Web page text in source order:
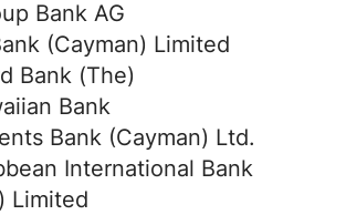
Bank AG
(Cayman) Limited
Bank (The)
Bank
Bank (Cayman) Ltd.
International Bank
Limited